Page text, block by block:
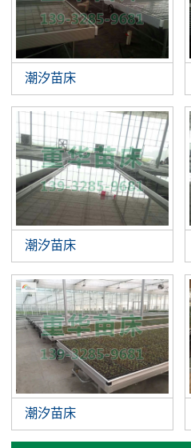
潮汐苗床
潮汐苗床
潮汐苗床